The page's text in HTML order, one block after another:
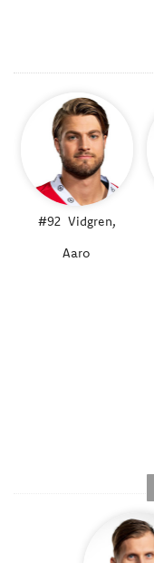
#92 Vidgren,
Aaro